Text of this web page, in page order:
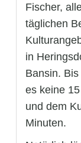
Fischer,
täglichen
in
Bansin.
es keine
und dem
Minuten.